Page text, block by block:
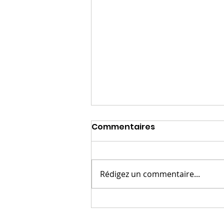
Portrait d'un mangaka 6.
Commentaires
Rédigez un commentaire...